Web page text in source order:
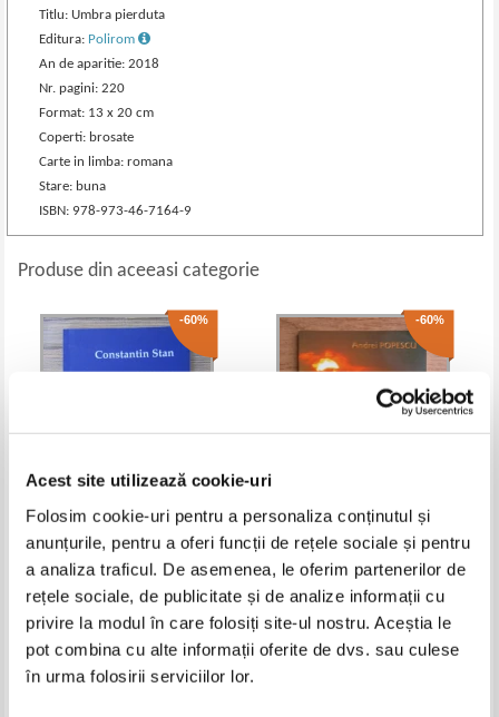
Acest site utilizează cookie-uri
Folosim cookie-uri pentru a personaliza conținutul și
anunțurile, pentru a oferi funcții de rețele sociale și pentru
a analiza traficul. De asemenea, le oferim partenerilor de
rețele sociale, de publicitate și de analize informații cu
privire la modul în care folosiți site-ul nostru. Aceștia le
pot combina cu alte informații oferite de dvs. sau culese
în urma folosirii serviciilor lor.
Titlu: Umbra pierduta
Editura: Polirom
An de aparitie: 2018
Nr. pagini: 220
Format: 13 x 20 cm
Coperti: brosate
Carte in limba: romana
Stare: buna
ISBN: 978-973-46-7164-9
Produse din aceeasi categorie
-60%
mergi mai departe
Pret:17,00Lei 6,80 Lei
Adaugă în coș
-60%
extirpare a sentimentelor
Pret:16,00Lei 6,40 Lei
Adaugă în coș